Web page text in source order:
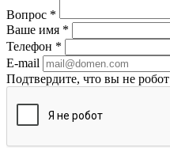
Вопрос *
Ваше имя *
Телефон *
E-mail
Подтвердите, что вы не робот